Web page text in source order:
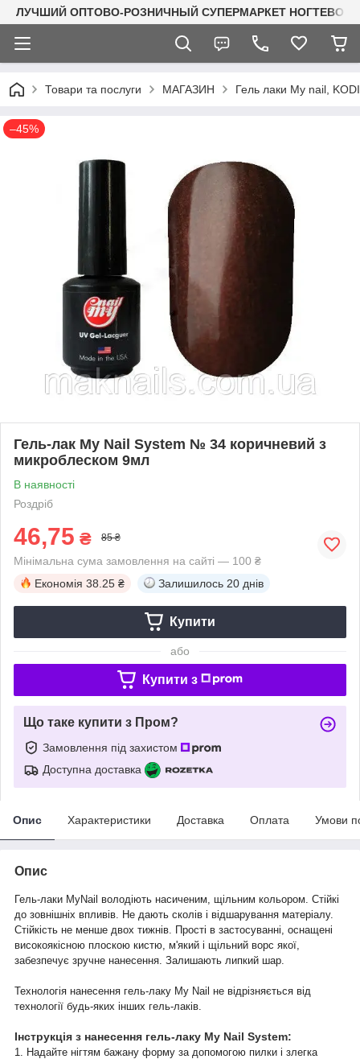
ЛУЧШИЙ ОПТОВО-РОЗНИЧНЫЙ СУПЕРМАРКЕТ
Товари та послуги МАГАЗИН Гель лаки My nail,
–45%
Гель-лак My Nail System № 34 коричневий з
микроблеском 9мл
В наявності
Роздріб
46,75 ₴ 85 ₴
Мінімальна сума замовлення на сайті — 100 ₴
Економія 38.25 ₴ Залишилось 20 днів
Купити
або
Купити з
Що таке купити з Пром?
Замовлення під захистом
Доступна доставка
Опис Характеристики Доставка Оплата Умови
Опис
Гель-лаки MyNail володіють насиченим, щільним кольором. Стійкі
до зовнішніх впливів. Не дають сколів і відшарування матеріалу.
Стійкість не менше двох тижнів. Прості в застосуванні, оснащені
високоякісною плоскою кистю, м'який і щільний ворс якої,
забезпечує зручне нанесення. Залишають липкий шар.
Технологія нанесення гель-лаку My Nail не відрізняється від
технології будь-яких інших гель-лаків.
Інструкція з нанесення гель-лаку My Nail System:
1. Надайте нігтям бажану форму за допомогою пилки і злегка